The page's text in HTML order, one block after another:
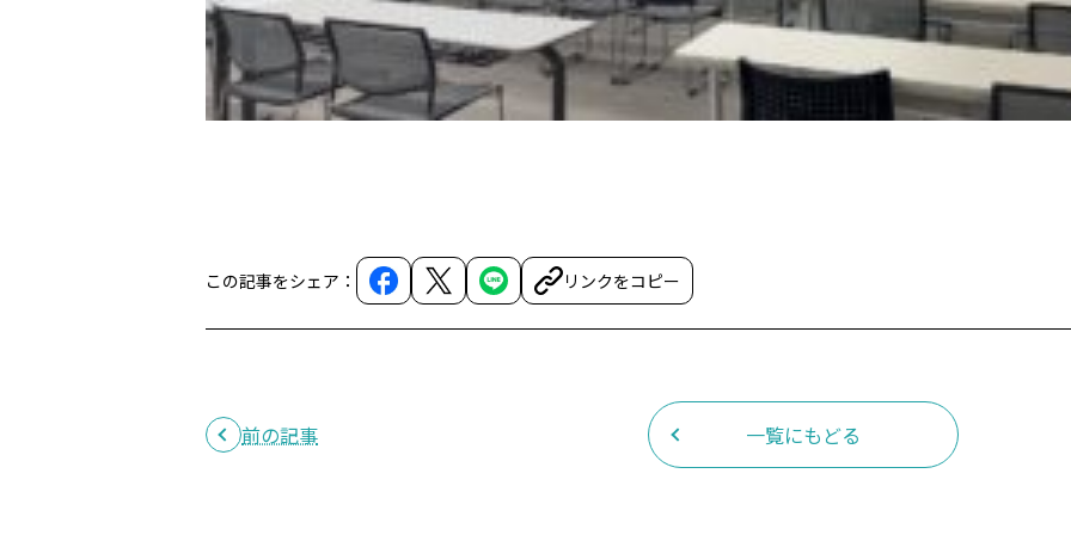
この記事をシェア： リンクをコピー
前の記事 一覧にもどる